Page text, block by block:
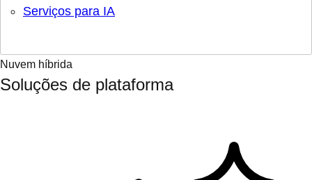
Serviços para IA
Nuvem híbrida
Soluções de plataforma